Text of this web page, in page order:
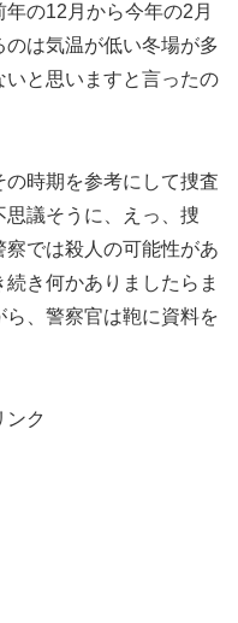
の12月から今年の2月
は気温が低い冬場が多
いと思いますと言ったの
時期を参考にして捜査
議そうに、えっ、捜
では殺人の可能性があ
き何かありましたらま
、警察官は鞄に資料を
ンク